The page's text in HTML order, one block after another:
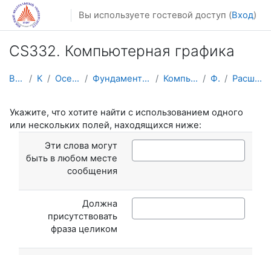
Перейти к основному содержанию
Вы используете гостевой доступ (Вход)
CS332. Компьютерная графика
В начало Курсы Осенний семестр Фундаментальная информатика и ИТ Компьютерная графика Форумы Расширенный поиск
Укажите, что хотите найти с использованием одного
или нескольких полей, находящихся ниже:
Эти слова могут
быть в любом месте
сообщения
Должна
присутствовать
фраза целиком